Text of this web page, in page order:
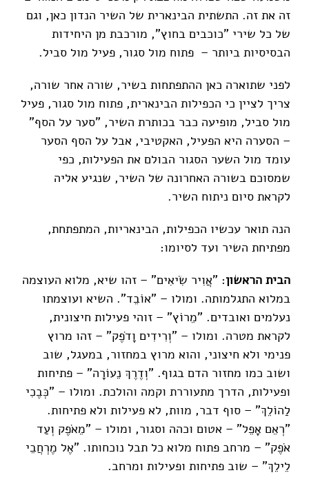
זה את זה. התשתית הבינארית של השיר הנדון כאן, וגם
של כל שירי "כוכבים בחוץ", מורכבת מן היחידות
הבסיסיות ביותר – פתוח מול סגור, פעיל מול סביל.
לפני שתוארה כאן ההתפתחות בשיר, שורה אחר שורה,
צריך לציין כי הכפילות הבינארית, פתוח מול סגור, פעיל
מול סביל, מופיעה כבר בכותרת השיר, "סער על הסף"
– הסערה היא הפעיל, האקטיבי, אבל על הסף הסער
עומד מול השער הסגור הבולם את הפעילות, כפי
שמסוכם בשורה האחרונה של השיר, שנגיע אליה
לקראת סיום ניתוח השיר.
הנה תואר עכשיו הכפילות, הבינאריות, המתפתחת,
מפתיחת השיר ועד לסיומו:
הבית הראשון: "אֲוִיר שִׂיאִים" – זהו שיא, מלוא העוצמה
במלוא התגלמותה. ומולו – "אוֹבֵד". השיא ועוצמתו
נעלמים ואובדים. "מֵרוֹץ" – זוהי פעילות חיצונית,
לקראת מטרה. ומולו – "וְרִידִים וָדֹפֶק" – זהו מרוץ
פנימי ולא חיצוני, והוא מרוץ במחזור, במעגל, שוב
ושוב כמו מחזור הדם בגוף. "וְדֶרֶךְ נֵעוֹרָה" – פתיחות
ופעילות, הדרך מתעוררת וקמה והולכת. ומולו – "כְּבֶכִי
לַהוֹלֵךְ" – סוף דבר, מוות, לא פעילות ולא פתיחות.
"רְאֵם אָפֵל" – אטום וכהה וסגור, ומולו – "מֵאֹפֶק וְעַד
אֹפֶק" – מרחב פתוח מלוא כל תבל נוכחותו. "אֶל מֶרְחֲבֵי
לֵילֵךְ" – שוב פתיחות ופעילות ומרחב.